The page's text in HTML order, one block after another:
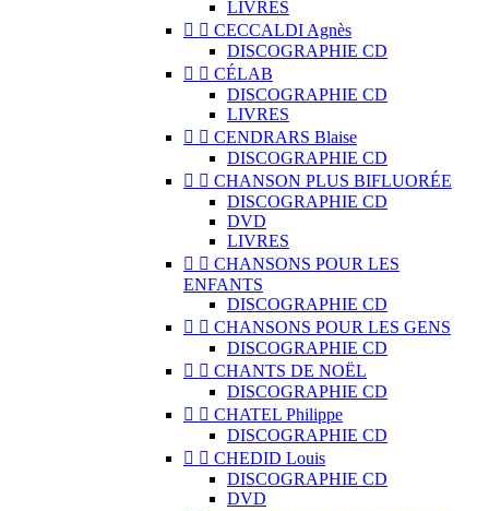
LIVRES
  CECCALDI Agnès
DISCOGRAPHIE CD
  CÉLAB
DISCOGRAPHIE CD
LIVRES
  CENDRARS Blaise
DISCOGRAPHIE CD
  CHANSON PLUS BIFLUORÉE
DISCOGRAPHIE CD
DVD
LIVRES
  CHANSONS POUR LES
ENFANTS
DISCOGRAPHIE CD
  CHANSONS POUR LES GENS
DISCOGRAPHIE CD
  CHANTS DE NOËL
DISCOGRAPHIE CD
  CHATEL Philippe
DISCOGRAPHIE CD
  CHEDID Louis
DISCOGRAPHIE CD
DVD